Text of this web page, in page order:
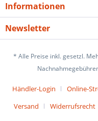
Informationen
Newsletter
* Alle Preise inkl. gesetzl.
Händler-Login Online-
Versand
Widerrufsrecht